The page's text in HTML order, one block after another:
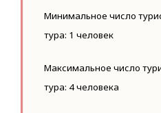
Минимальное число
тура: 1 человек
Максимальное число
тура: 4 человека